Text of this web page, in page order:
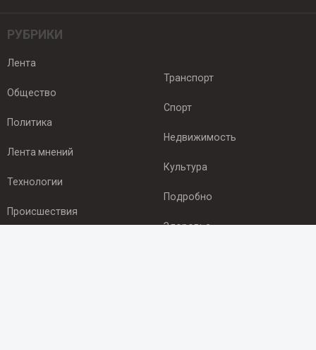
РУБРИКИ
Лента
Общество
Политика
Лента мнений
Технологии
Происшествия
Транспорт
Спорт
Недвижимость
Культура
Подробно
Здоровье